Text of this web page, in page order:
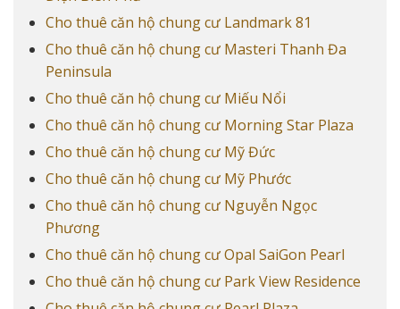
Cho thuê căn hộ chung cư Landmark 81
Cho thuê căn hộ chung cư Masteri Thanh Đa
Peninsula
Cho thuê căn hộ chung cư Miếu Nổi
Cho thuê căn hộ chung cư Morning Star Plaza
Cho thuê căn hộ chung cư Mỹ Đức
Cho thuê căn hộ chung cư Mỹ Phước
Cho thuê căn hộ chung cư Nguyễn Ngọc
Phương
Cho thuê căn hộ chung cư Opal SaiGon Pearl
Cho thuê căn hộ chung cư Park View Residence